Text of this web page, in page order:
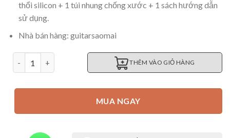
thổi silicon + 1 túi nhung chống xước + 1 sách hướng dẫn
sử dụng.
Nhà bán hàng: guitarsaomai
Sáo điện tử S100 (mini 235) giá rẻ số lượng
THÊM VÀO GIỎ HÀNG
MUA NGAY